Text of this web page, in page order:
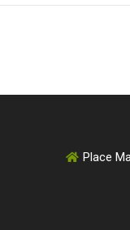
Place